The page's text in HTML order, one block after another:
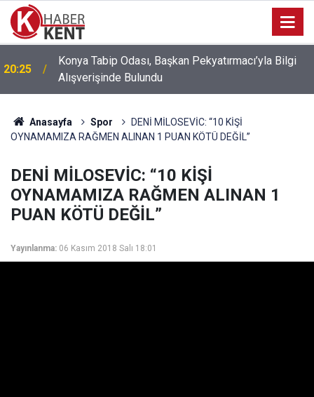
18:14
Konya’da Fuhuş Operasyonu: 6 Mağdur Kadın
Kurtarıldı, 3 Kişi Gözaltına Alındı
Anasayfa Spor
DENİ MİLOSEVİC: “10 KİŞİ
OYNAMAMIZA RAĞMEN ALINAN 1 PUAN KÖTÜ DEĞİL”
DENİ MİLOSEVİC: “10 KİŞİ
OYNAMAMIZA RAĞMEN ALINAN 1
PUAN KÖTÜ DEĞİL”
Yayınlanma: 06 Kasım 2018 Salı 18:01